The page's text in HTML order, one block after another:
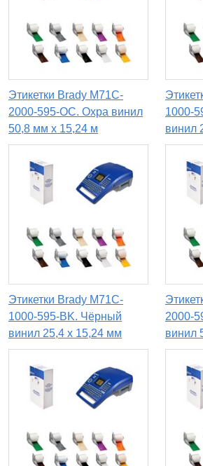
Этикетки Brady M71C-
2000-595-OC. Охра винил
50,8 мм x 15,24 м
1000-
винил
Этикетки Brady M71C-
1000-595-BK. Чёрный
винил 25,4 x 15,24 мм
2000-
винил